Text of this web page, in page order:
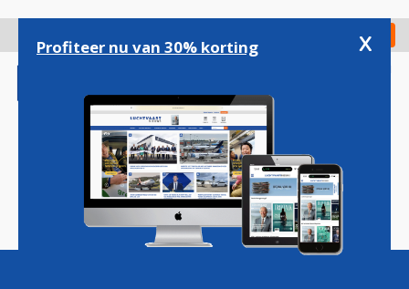
gaan
Check in
Magazine Podcasts Vacatures
Profiteer nu van 30% korting x